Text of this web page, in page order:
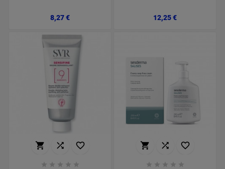
8,27 €Preço 12,25 €Preço
  
    
  
    